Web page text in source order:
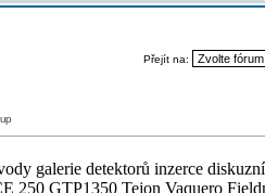
Přejít na:
galerie detektorů inzerce
GTP1350 Tejon Vaquero